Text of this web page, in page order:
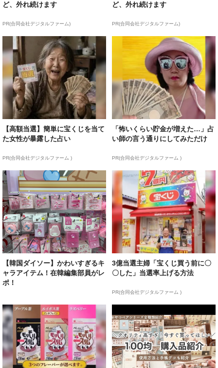
ど、外れ続けます
PR(合同会社デジタルファーム)
ど、外れ続けます
PR(合同会社デジタルファーム)
【高額当選】簡単に宝くじを当て
た女性が暴露した占い
PR(合同会社デジタルファーム )
「怖いくらい貯金が増えた…」占
い師の言う通りにしてみただけ
PR(合同会社デジタルファーム )
【韓国ダイソー】かわいすぎるキ
ャラアイテム！在韓編集部員がレ
ポ！
3億当選主婦「宝くじ買う前に〇
〇した」当選率上げる方法
PR(合同会社デジタルファーム )